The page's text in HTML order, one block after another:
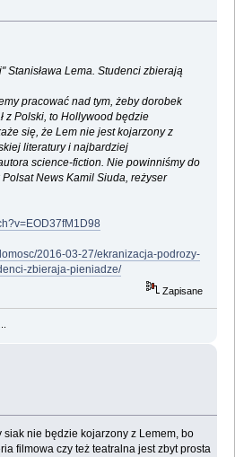
Stanisława Lema. Studenci zbierają
pracować nad tym, żeby dorobek
z Polski, to Hollywood będzie
się, że Lem nie jest kojarzony z
literatury i najbardziej
science-fiction. Nie powinniśmy do
News Kamil Siuda, reżyser
2016-03-27/ekranizacja-podrozy-
zbieraja-pieniadze/
Zapisane
siak nie będzie kojarzony z Lemem, bo
filmowa czy też teatralna jest zbyt prosta